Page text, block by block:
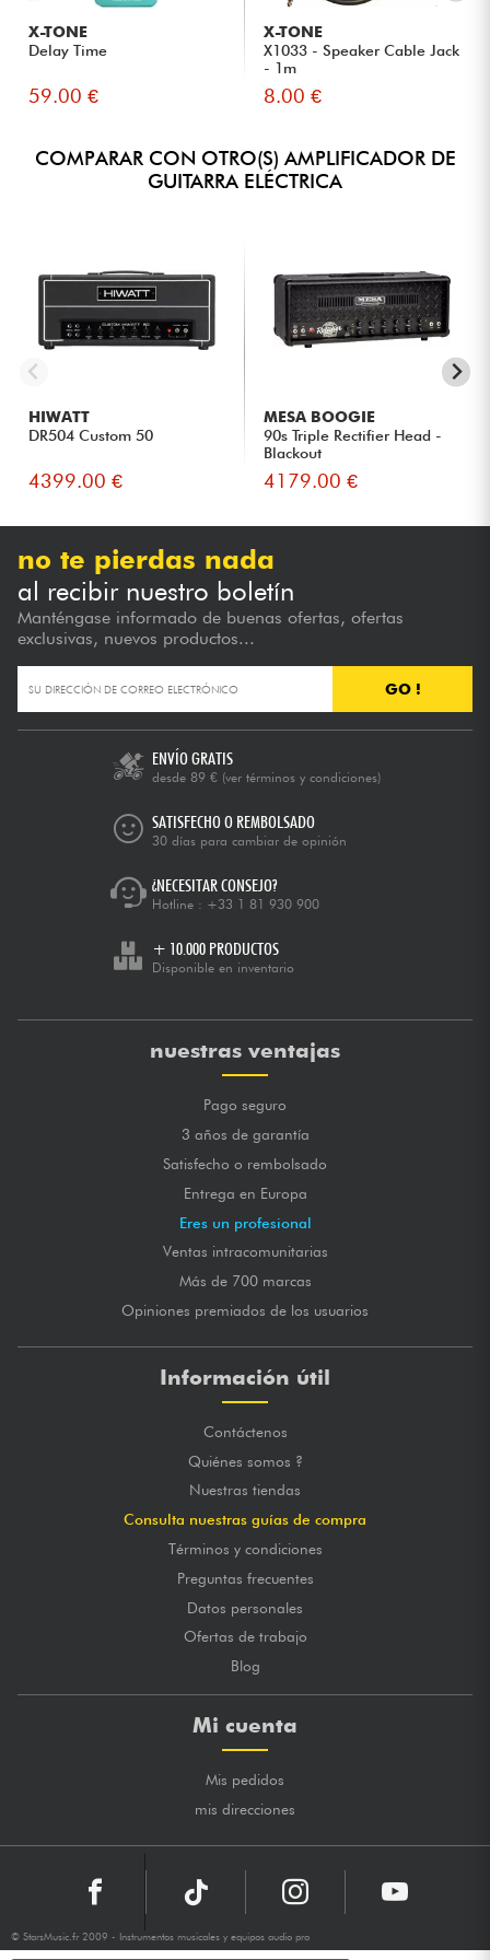
X-TONE
Delay Time
59.00 €
X-TONE
X1033 - Speaker Cable Jack
- 1m
8.00 €
COMPARAR CON OTRO(S) AMPLIFICADOR DE
GUITARRA ELÉCTRICA
HIWATT
DR504 Custom 50
4399.00 €
MESA BOOGIE
90s Triple Rectifier Head -
Blackout
4179.00 €
no te pierdas nada
al recibir nuestro boletín
Manténgase informado de buenas ofertas, ofertas
exclusivas, nuevos productos...
GO !
ENVÍO GRATIS
desde 89 € (ver términos y condiciones)
SATISFECHO O REMBOLSADO
30 días para cambiar de opinión
¿NECESITAR CONSEJO?
Hotline : +33 1 81 930 900
+ 10.000 PRODUCTOS
Disponible en inventario
nuestras ventajas
Pago seguro
3 años de garantía
Satisfecho o rembolsado
Entrega en Europa
Eres un profesional
Ventas intracomunitarias
Más de 700 marcas
Opiniones premiados de los usuarios
Información útil
Contáctenos
Quiénes somos ?
Nuestras tiendas
Consulta nuestras guías de compra
Términos y condiciones
Preguntas frecuentes
Datos personales
Ofertas de trabajo
Blog
Mi cuenta
Mis pedidos
mis direcciones
© StarsMusic.fr 2009 - Instrumentos musicales y equipos audio pro